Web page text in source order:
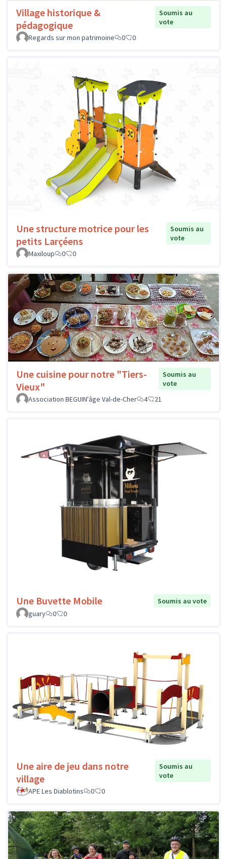
Village historique &
pédagogique
Soumis au
vote
Regards sur mon patrimoine
0 0
Une structure motrice pour les
petits Larçéens
Soumis au
vote
Maxiloup
0 0
Une cuisine pour notre "Tiers-
Vieux"
Soumis au
vote
Association BEGUIN'âge Val-de-Cher
4 21
Une Buvette Mobile
Soumis au vote
guary
0 0
Une aire de jeu dans notre
village
Soumis au
vote
APE Les Diablotins
0 0